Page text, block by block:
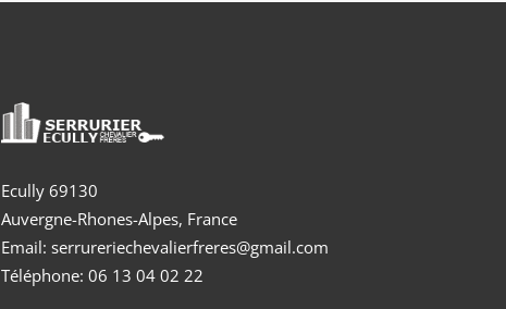
Ecully 69130
Auvergne-Rhones-Alpes, France
Email: serrureriechevalierfreres@gmail.com
Téléphone: 06 13 04 02 22